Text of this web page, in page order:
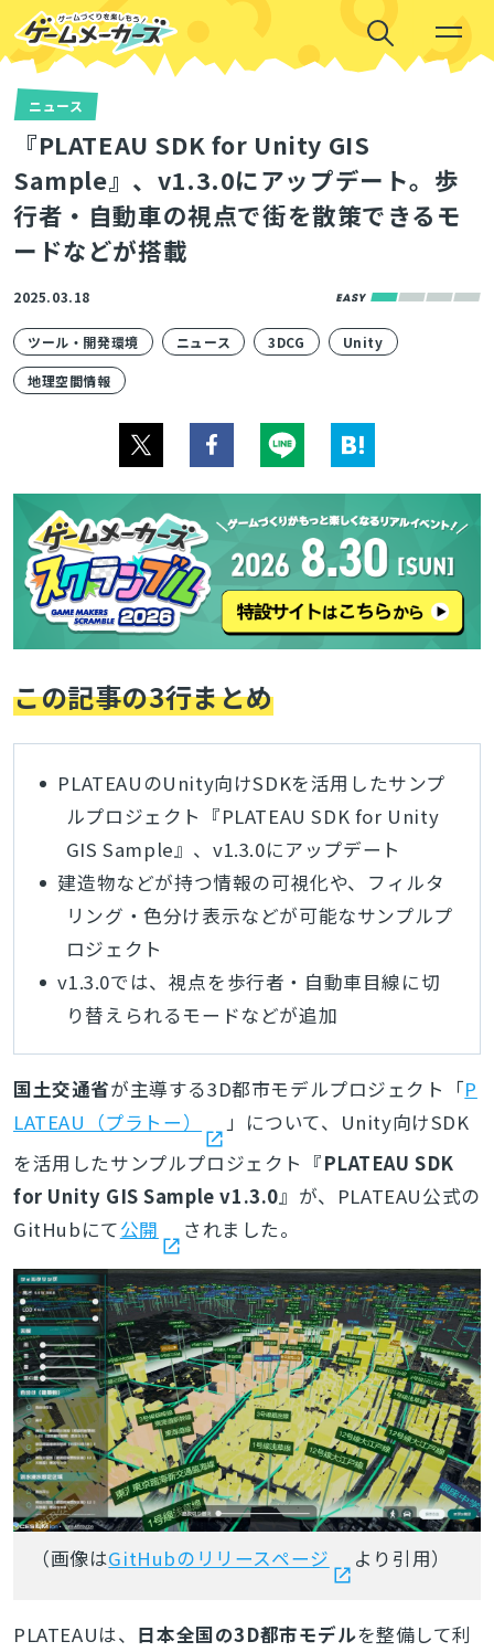
ニュース
『PLATEAU SDK for Unity GIS
Sample』、v1.3.0にアップデート。歩
行者・自動車の視点で街を散策できるモ
ードなどが搭載
2025.03.18
ツール・開発環境 ニュース 3DCG Unity
地理空間情報
この記事の3行まとめ
PLATEAUのUnity向けSDKを活用したサンプ
ルプロジェクト『PLATEAU SDK for Unity
GIS Sample』、v1.3.0にアップデート
建造物などが持つ情報の可視化や、フィルタ
リング・色分け表示などが可能なサンプルプ
ロジェクト
v1.3.0では、視点を歩行者・自動車目線に切
り替えられるモードなどが追加
国土交通省が主導する3D都市モデルプロジェクト「P
LATEAU（プラトー）
」について、Unity向けSDK
を活用したサンプルプロジェクト『PLATEAU SDK
for Unity GIS Sample v1.3.0』が、PLATEAU公式の
GitHubにて公開 されました。
（画像はGitHubのリリースページ より引用）
PLATEAUは、 日本全国の3D都市モデルを整備して利